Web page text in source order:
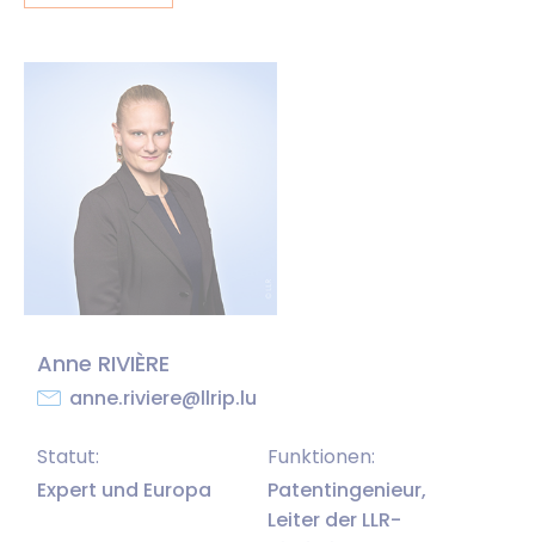
Anne RIVIÈRE
anne.riviere@llrip.lu
Statut:
Expert und Europa
Funktionen:
Patentingenieur,
Leiter der LLR-